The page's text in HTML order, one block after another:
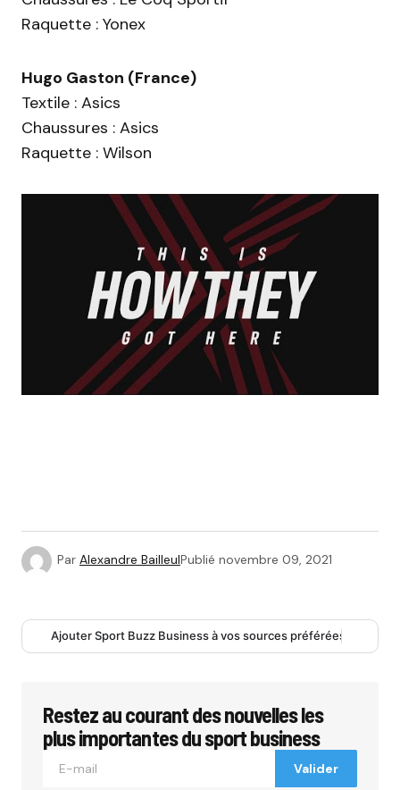
Raquette : Yonex
Hugo Gaston (France)
Textile : Asics
Chaussures : Asics
Raquette : Wilson
Par Alexandre BailleulPublié novembre 09, 2021
Ajouter Sport Buzz Business à vos sources préférées
Restez au courant des nouvelles les
plus importantes du sport business
Valider